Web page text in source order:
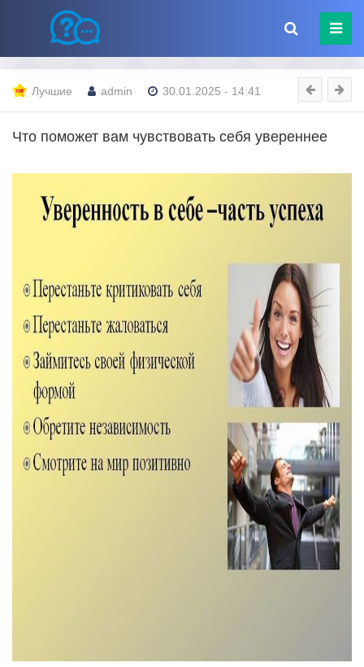
Лучшие admin 30.01.2025 - 14:41
Что поможет вам чувствовать себя увереннее